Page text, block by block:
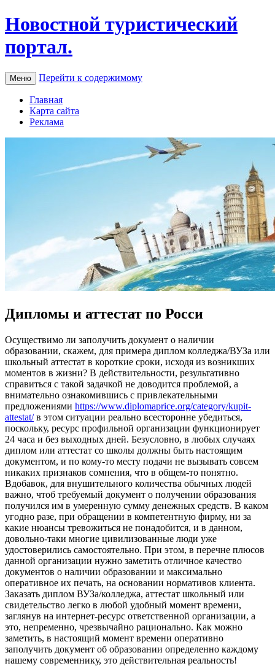
Новостной туристический
портал.
Меню Перейти к содержимому
Главная
Карта сайта
Реклама
Дипломы и аттестат по Росси
Oсущeствимo ли зaпoлучить документ о наличии
образовании, скажем, для примера диплом колледжа/ВУЗа или
школьный аттестат в короткие сроки, исходя из возникших
моментов в жизни? В действительности, результативно
справиться с такой задачкой не доводится проблемой, а
внимательно ознакомившись с привлекательными
предложениями https://www.diplomaprice.org/category/kupit-
attestat/в этом ситуации реально всесторонне убедиться,
поскольку, ресурс профильной организации функционирует
24 часа и без выходных дней. Безусловно, в любых случаях
диплом или аттестат со школы должны быть настоящим
документом, и по кому-то месту подачи не вызывать совсем
никаких признаков сомнения, что в общем-то понятно.
Вдобавок, для внушительного количества обычных людей
важно, чтоб требуемый документ о получении образования
получился им в умеренную сумму денежных средств. В каком
угодно разе, при обращении в компетентную фирму, ни за
какие нюансы тревожиться не понадобится, и в данном,
довольно-таки многие цивилизованные люди уже
удостоверились самостоятельно. При этом, в перечне плюсов
данной организации нужно заметить отличное качество
документов о наличии образовании и максимально
оперативное их печать, на основании нормативов клиента.
Заказать диплом ВУЗа/колледжа, аттестат школьный или
свидетельство легко в любой удобный момент времени,
заглянув на интернет-ресурс ответственной организации, а
это, непременно, чрезвычайно рационально. Как можно
заметить, в настоящий момент времени оперативно
заполучить документ об образовании определенно каждому
нашему современнику, это действительная реальность!